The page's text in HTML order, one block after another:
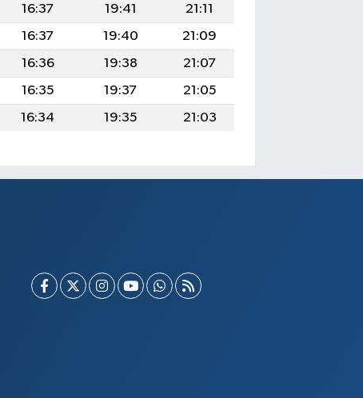
16:37 19:41
21:11
16:37 19:40
21:09
16:36 19:38
21:07
16:35 19:37
21:05
16:34 19:35 21:03